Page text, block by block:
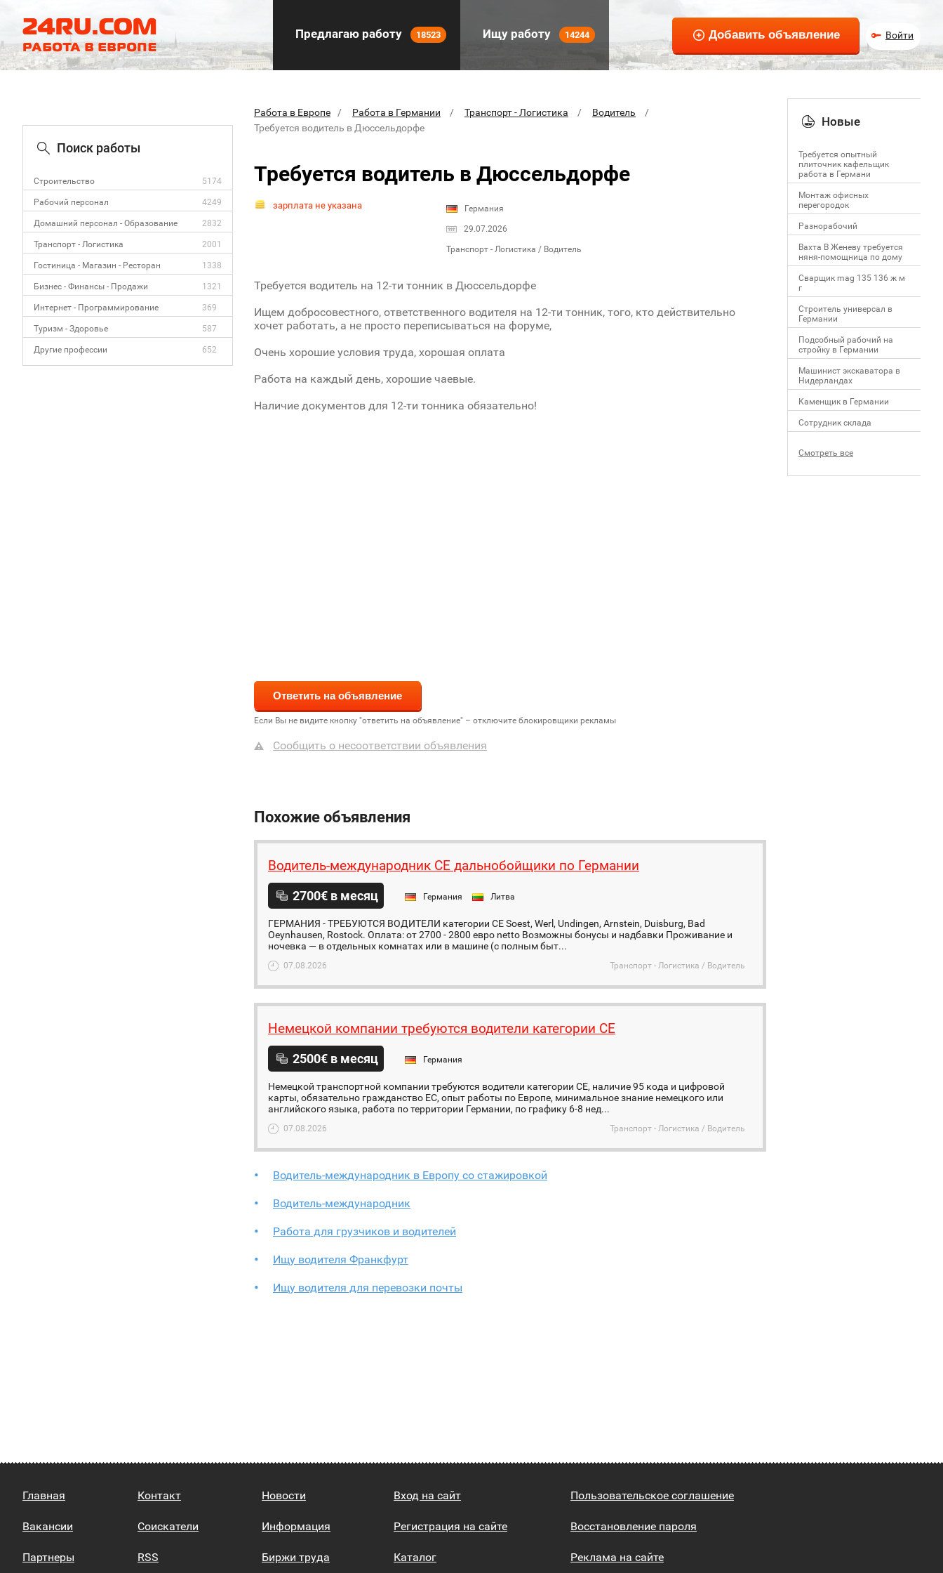
Предлагаю работу 18523 Ищу работу 14244 Войти
Поиск работы
Строительство 5174
Рабочий персонал 4249
Домашний персонал - Образование 2832
Транспорт - Логистика 2001
Гостиница - Магазин - Ресторан 1338
Бизнес - Финансы - Продажи 1321
Интернет - Программирование 369
Туризм - Здоровье 587
Другие профессии 652
Работа в Европе Работа в Германии Транспорт - Логистика
Водитель
Требуется водитель в Дюссельдорфе
Требуется водитель в Дюссельдорфе
зарплата не указана Германия
29.07.2026
Транспорт - Логистика / Водитель
Требуется водитель на 12-ти тонник в Дюссельдорфе
Ищем добросовестного, ответственного водителя на 12-ти тонник, того, кто действительно
хочет работать, а не просто переписываться на форуме,
Очень хорошие условия труда, хорошая оплата
Работа на каждый день, хорошие чаевые.
Наличие документов для 12-ти тонника обязательно!
Если Вы не видите кнопку "ответить на объявление" – отключите блокировщики рекламы
Сообщить о несоответствии объявления
Похожие объявления
Водитель-международник СЕ дальнобойщики по Германии
2700€ в месяц Германия Литва
ГЕРМАНИЯ - ТРЕБУЮТСЯ ВОДИТЕЛИ категории CE Soest, Werl, Undingen, Arnstein, Duisburg, Bad
Oeynhausen, Rostock. Оплата: от 2700 - 2800 евро netto Возможны бонусы и надбавки Проживание и
ночевка — в отдельных комнатах или в машине (с полным быт...
07.08.2026 Транспорт - Логистика / Водитель
Немецкой компании требуются водители категории CE
2500€ в месяц Германия
Немецкой транспортной компании требуются водители категории СЕ, наличие 95 кода и цифровой
карты, обязательно гражданство ЕС, опыт работы по Европе, минимальное знание немецкого или
английского языка, работа по территории Германии, по графику 6-8 нед...
07.08.2026 Транспорт - Логистика / Водитель
Водитель-международник в Европу со стажировкой
Водитель-международник
Работа для грузчиков и водителей
Ищу водителя Франкфурт
Ищу водителя для перевозки почты
Новые
Требуется опытный
плиточник кафельщик
работa в Германи
Mонтаж офисных
перегородок
Разнорабочий
Вахта В Женеву требуется
няня-помощница по дому
Сварщик mag 135 136 ж м
г
Строитель универсал в
Германии
Подсобный рабочий на
стройку в Германии
Машинист экскаватора в
Нидерландах
Каменщик в Германии
Сотрудник склада
Смотреть все
Главная
Вакансии
Партнеры
Контакт
Соискатели
RSS
Новости
Информация
Биржи труда
Вход на сайт
Регистрация на сайте
Каталог
Пользовательское соглашение
Восстановление пароля
Реклама на сайте